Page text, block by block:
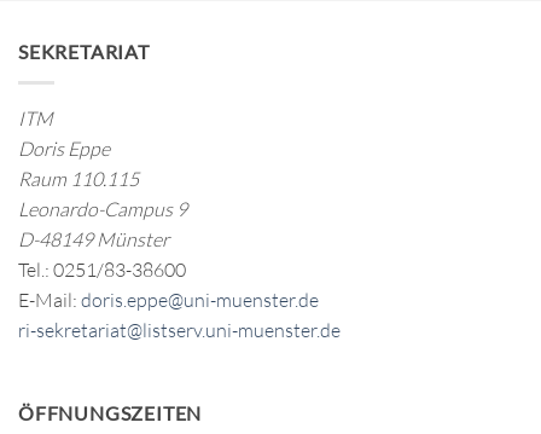
SEKRETARIAT
ITM
Doris Eppe
Raum 110.115
Leonardo-Campus 9
D-48149 Münster
Tel.: 0251/83-38600
E-Mail: doris.eppe@uni-muenster.de
ri-sekretariat@listserv.uni-muenster.de
ÖFFNUNGSZEITEN